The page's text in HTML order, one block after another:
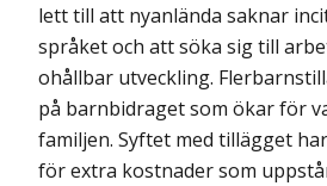
lett till att nyanlända saknar
språket och att söka sig till
ohållbar utveckling.
på barn­bidraget som ökar för
familjen. Syftet med tillägget
för extra kostnader som